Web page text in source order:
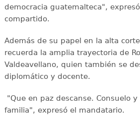
democracia guatemalteca",
compartido.
Además de su papel en la alta
recuerda la amplia trayectoria de
Valdeavellano, quien también se
diplomático y docente.
"Que en paz descanse. Consuelo
familia", expresó el mandatario.